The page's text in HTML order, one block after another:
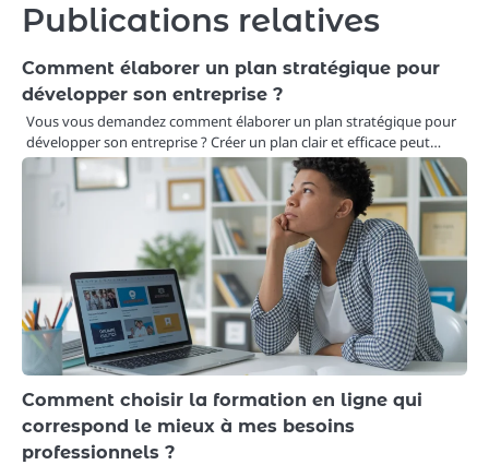
Publications relatives
Comment élaborer un plan stratégique pour
développer son entreprise ?
Vous vous demandez comment élaborer un plan stratégique pour
développer son entreprise ? Créer un plan clair et efficace peut…
Comment choisir la formation en ligne qui
correspond le mieux à mes besoins
professionnels ?